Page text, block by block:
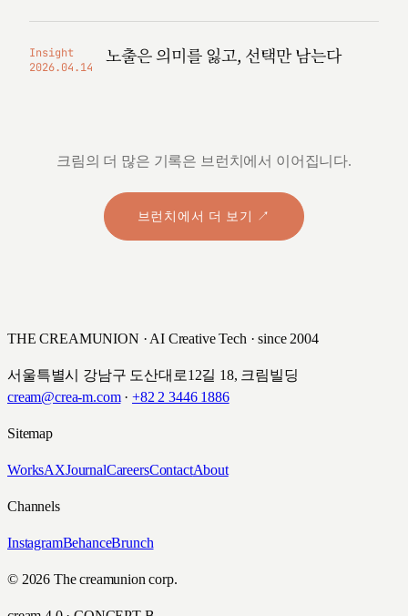
Insight
2026.04.14
노출은 의미를 잃고, 선택만 남는다
크림의 더 많은 기록은 브런치에서 이어집니다.
브런치에서 더 보기 ↗
THE CREAMUNION · AI Creative Tech · since 2004
서울특별시 강남구 도산대로12길 18, 크림빌딩
cream@crea-m.com· +82 2 3446 1886
Sitemap
WorksAXJournalCareersContactAbout
Channels
InstagramBehanceBrunch
© 2026 The creamunion corp.